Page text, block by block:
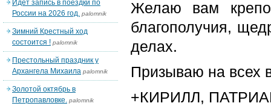
Желаю вам
благополучия,
делах.
Призываю на всех
+КИРИЛЛ,
Идет запись в поездки по
России на 2026 год. palomnik
Зимний Крестный ход
состоится ! palomnik
Престольный праздник у
Архангела Михаила palomnik
Золотой октябрь в
Петропавловке. palomnik